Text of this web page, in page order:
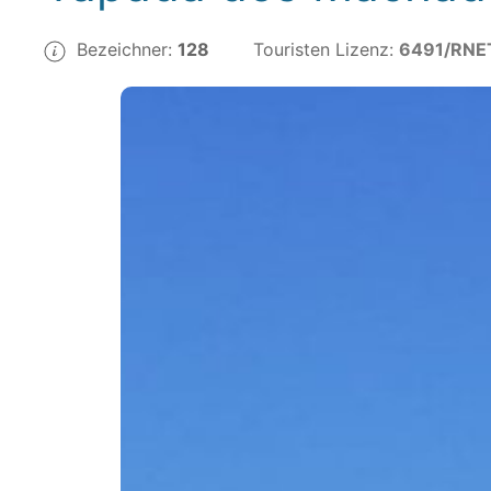
Bezeichner: 128 Touristen Lizenz: 6491/